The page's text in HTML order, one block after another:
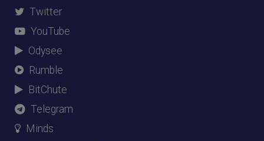
Twitter
YouTube
Odysee
Rumble
BitChute
Telegram
Minds